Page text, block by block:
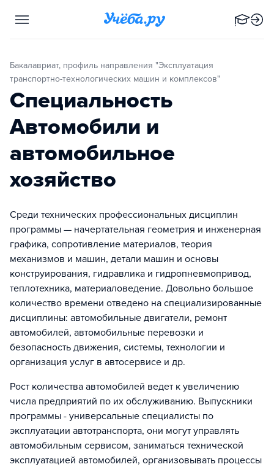
Бакалавриат, профиль направления "Эксплуатация
транспортно-технологических машин и комплексов"
Специальность
Автомобили и
автомобильное
хозяйство
Среди технических профессиональных дисциплин
программы — начертательная геометрия и инженерная
графика, сопротивление материалов, теория
механизмов и машин, детали машин и основы
конструирования, гидравлика и гидропневмопривод,
теплотехника, материаловедение. Довольно большое
количество времени отведено на специализированные
дисциплины: автомобильные двигатели, ремонт
автомобилей, автомобильные перевозки и
безопасность движения, системы, технологии и
организация услуг в автосервисе и др.
Рост количества автомобилей ведет к увеличению
числа предприятий по их обслуживанию. Выпускники
программы - универсальные специалисты по
эксплуатации автотранспорта, они могут управлять
автомобильным сервисом, заниматься технической
эксплуатацией автомобилей, организовывать процессы